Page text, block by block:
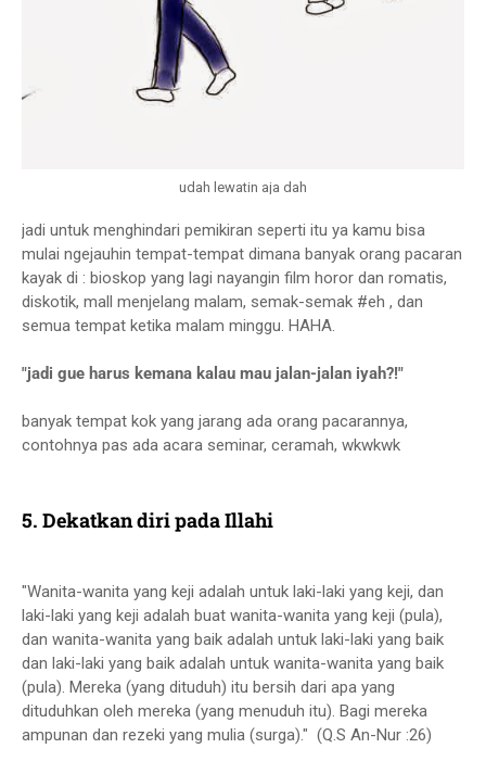
udah lewatin aja dah
jadi untuk menghindari pemikiran seperti itu ya kamu bisa
mulai ngejauhin tempat-tempat dimana banyak orang pacaran
kayak di : bioskop yang lagi nayangin film horor dan romatis,
diskotik, mall menjelang malam, semak-semak #eh , dan
semua tempat ketika malam minggu. HAHA.
"jadi gue harus kemana kalau mau jalan-jalan iyah?!"
banyak tempat kok yang jarang ada orang pacarannya,
contohnya pas ada acara seminar, ceramah, wkwkwk
5. Dekatkan diri pada Illahi
"Wanita-wanita yang keji adalah untuk laki-laki yang keji, dan
laki-laki yang keji adalah buat wanita-wanita yang keji (pula),
dan wanita-wanita yang baik adalah untuk laki-laki yang baik
dan laki-laki yang baik adalah untuk wanita-wanita yang baik
(pula). Mereka (yang dituduh) itu bersih dari apa yang
dituduhkan oleh mereka (yang menuduh itu). Bagi mereka
ampunan dan rezeki yang mulia (surga)." (Q.S An-Nur :26)